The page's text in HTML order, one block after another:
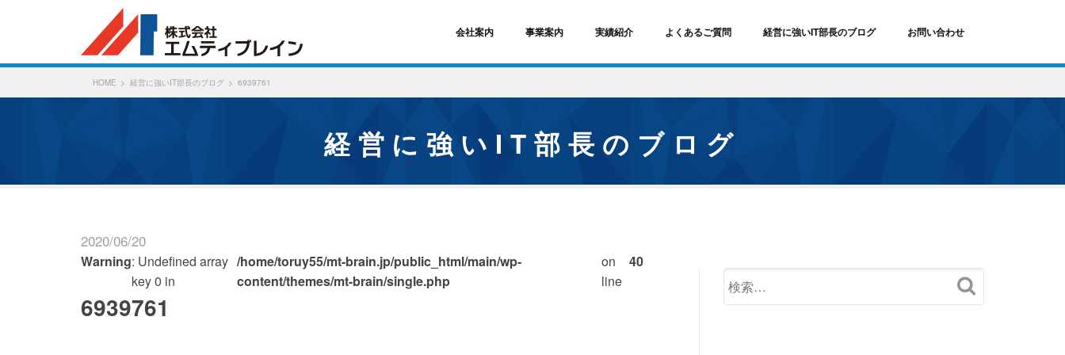
会社案内 事業案内 実績紹介 よくあるご質問 経営に強いIT部長のブログ お問い合わせ
HOME 経営に強いIT部長のブログ 6939761
経営に強いIT部長のブログ
2020/06/20
Warning: Undefined array
key 0 in
/home/toruy55/mt-brain.jp/public_html/main/wp-
content/themes/mt-brain/single.php
on
line
40
6939761